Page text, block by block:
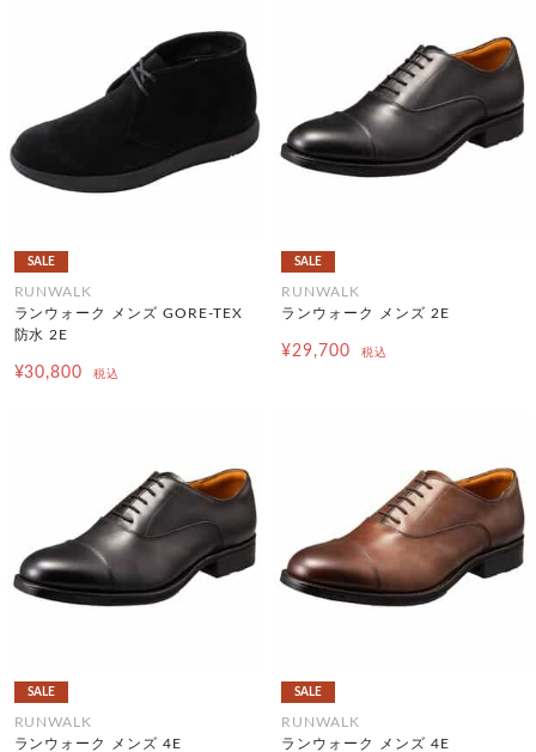
SALE
RUNWALK
ランウォーク メンズ GORE-TEX
防水 2E
¥30,800 税込
SALE
RUNWALK
ランウォーク メンズ 2E
¥29,700 税込
SALE
RUNWALK
ランウォーク メンズ 4E
SALE
RUNWALK
ランウォーク メンズ 4E